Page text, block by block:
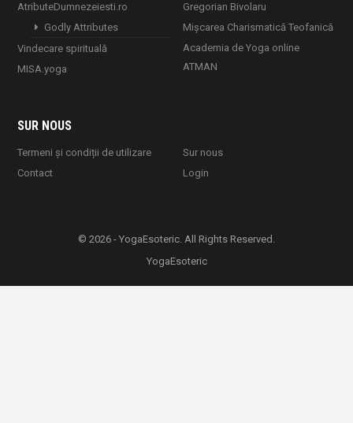
AtributeDumnezeiesti.ro
Godly Attributes
Vindecare spirituală
MISA.yoga
Gregorian Bivolaru
Mișcarea Charismatică Teofanică
Academia de Yoga online
ATMAN
SUR NOUS
Termeni și condiții de utilizare
Contact
Sur nous
Login
© 2026 - YogaEsoteric. All Rights Reserved.
YogaEsoteric